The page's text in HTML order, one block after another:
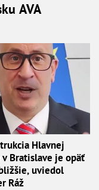
AVA
Hlavnej
v Bratislave je opäť
uviedol
Ráž